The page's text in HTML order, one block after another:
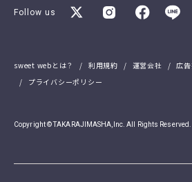
Follow us
sweet webとは？ 利用規約 運営会社
広
プライバシーポリシー
Copyright © TAKARAJIMASHA,Inc. All Rights Reserved.